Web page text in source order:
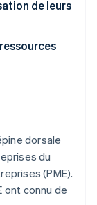
de leurs
dorsale
du
(PME).
ont connu de